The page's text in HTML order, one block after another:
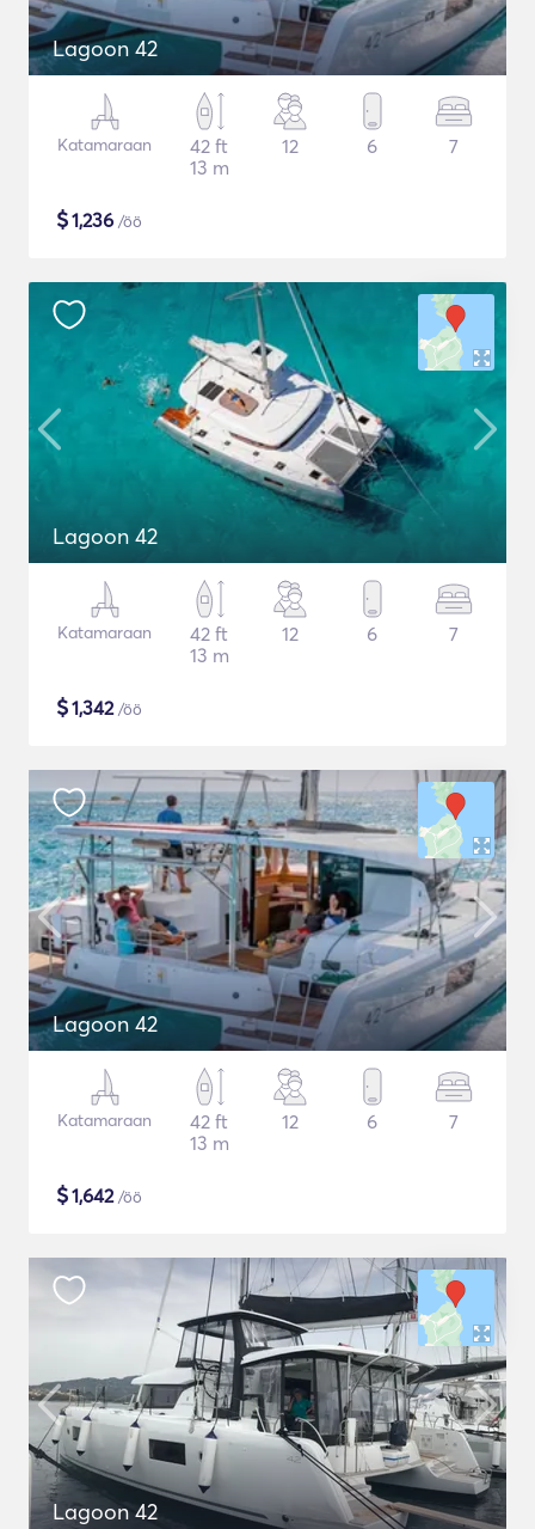
Lagoon 42
Katamaraan
42 ft
13 m
12 6 7
$1,236 /öö
Lagoon 42
Katamaraan
42 ft
13 m
12 6 7
$1,342/öö
Lagoon 42
Katamaraan
42 ft
13 m
12 6 7
$1,642/öö
Lagoon 42